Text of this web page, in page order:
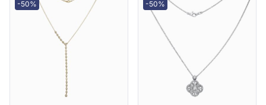
-50% -50%